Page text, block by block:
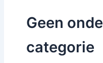
Geen
categorie